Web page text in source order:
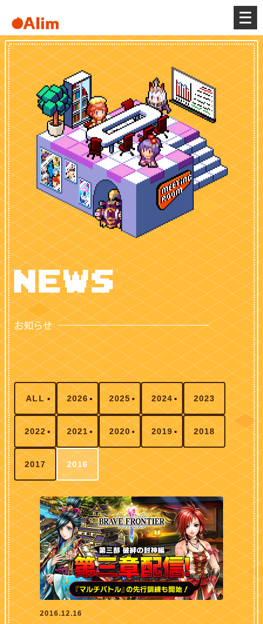
メ
ニ
ュ
ー
を
開
く
ALL 2026 2025 2024 2023
2022 2021 2020 2019 2018
2017 2016
2016.12.16